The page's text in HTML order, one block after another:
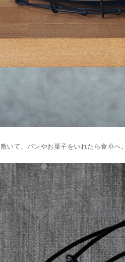
いて、パンやお菓子をいれたら食卓へ